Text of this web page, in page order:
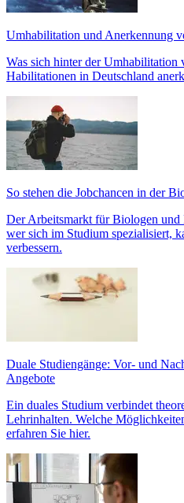
Umhabilitation und Anerkennung
Was sich hinter der Umhabilitation
Habilitationen in Deutschland
So stehen die Jobchancen in der
Der Arbeitsmarkt für Biologen
wer sich im Studium spezialisiert,
verbessern.
Duale Studiengänge: Vor- und
Angebote
Ein duales Studium verbindet
Lehrinhalten. Welche
erfahren Sie hier.